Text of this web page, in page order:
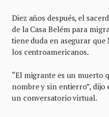
Diez años después, el
de la Casa Belém para
tiene duda en asegurar
los centroamericanos.
“El migrante es un muerto
nombre y sin entierro”, dijo
un conversatorio virtual.